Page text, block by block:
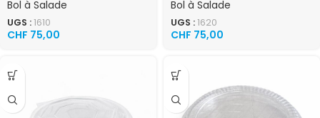
Bol à Salade
UGS :1610
CHF 75,00
Bol à Salade
UGS :1620
CHF 75,00